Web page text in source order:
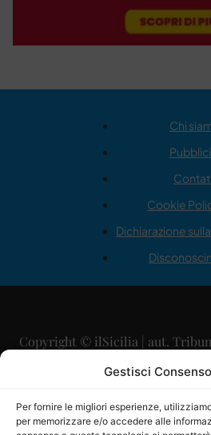
Gestisci
Per fornire le migliori esperienze,
per memorizzare e/o accedere alle
Chi
Cookie
Dichiarazione
Copyright © ilSicilia | aut.
29/09/2015
Direttore Editoriale: